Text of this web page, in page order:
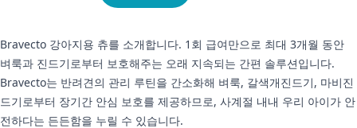
Bravecto 강아지용 츄를 소개합니다. 1회 급여만으로 최대 3개월 동안
벼룩과 진드기로부터 보호해주는 오래 지속되는 간편 솔루션입니다.
Bravecto는 반려견의 관리 루틴을 간소화해 벼룩, 갈색개진드기, 마비진
드기로부터 장기간 안심 보호를 제공하므로, 사계절 내내 우리 아이가 안
전하다는 든든함을 누릴 수 있습니다.